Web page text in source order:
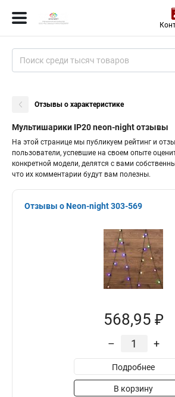
Отзывы о характеристике
Мультишарики IP20 neon-night отзывы
На этой странице мы публикуем рейтинг и
пользователи, успевшие на своем опыте
конкретной модели, делятся с вами
что их комментарии будут вам полезны.
Отзывы о Neon-night 303-569
568,95 ₽
– +
Подробнее
В корзину